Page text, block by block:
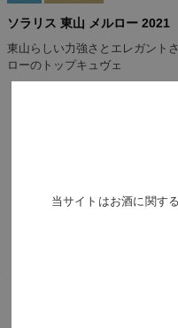
ソラリス 東山 メルロー 2021
東山らしい力強さとエレガント
ローのトップキュヴェ
当サイトはお酒に関す